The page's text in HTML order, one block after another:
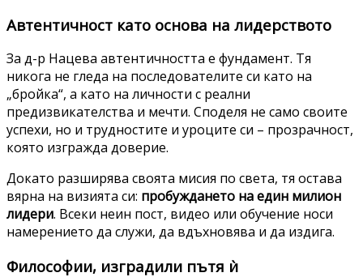
Автентичност като основа на лидерството
За д-р Нацева автентичността е фундамент. Тя
никога не гледа на последователите си като на
„бройка“, а като на личности с реални
предизвикателства и мечти. Споделя не само своите
успехи, но и трудностите и уроците си – прозрачност,
която изгражда доверие.
Докато разширява своята мисия по света, тя остава
вярна на визията си: пробуждането на един милион
лидери. Всеки неин пост, видео или обучение носи
намерението да служи, да вдъхновява и да издига.
Философии, изградили пътя ѝ